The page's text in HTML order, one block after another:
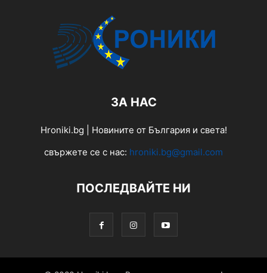
ЗА НАС
Hroniki.bg | Новините от България и света!
свържете се с нас: hroniki.bg@gmail.com
ПОСЛЕДВАЙТЕ НИ